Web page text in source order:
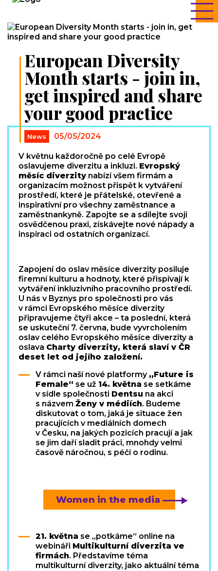
European Diversity
Month starts - join in,
get inspired and share
your good practice
News 05/05/2024
V květnu každoročně po celé Evropě
oslavujeme diverzitu a inkluzi. Evropský
měsíc diverzity nabízí všem firmám a
organizacím možnost přispět k vytváření
prostředí, které je přátelské, otevřené a
inspirativní pro všechny zaměstnance a
zaměstnankyně. Zapojte se a sdílejte svoji
osvědčenou praxi, získávejte nové nápady a
inspiraci od ostatních organizací.
Zapojení do oslav měsíce diverzity posiluje
firemní kulturu a hodnoty, které přispívají k
vytváření inkluzivního pracovního prostředí.
U nás v Byznys pro společnosti pro vás
v rámci Evropského měsíce diverzity
připravujeme čtyři akce – ta poslední, která
se uskuteční 7. června, bude vyvrcholením
oslav celého Evropského měsíce diverzity a
oslava Charty diverzity, která slaví v ČR
deset let od jejího založení.
V rámci naší nové platformy „Future is
Female“ se už 14. května se setkáme
v sídle společnosti Dentsu na akci
s názvem Ženy v médiích. Budeme
diskutovat o tom, jaká je situace žen
pracujících v mediálních domech
v Česku, na jakých pozicích pracují a jak
se jim daří sladit práci, mnohdy velmi
časově náročnou, s péčí o rodinu.
Women in the media
21. května se „potkáme“ online na
webináři Multikulturní diverzita ve
firmách. Představíme téma
multikulturní diverzity, jako aktuální téma